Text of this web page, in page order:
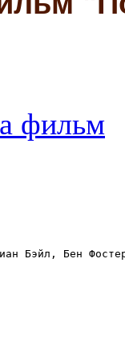
фильм
Бэйл, Бен